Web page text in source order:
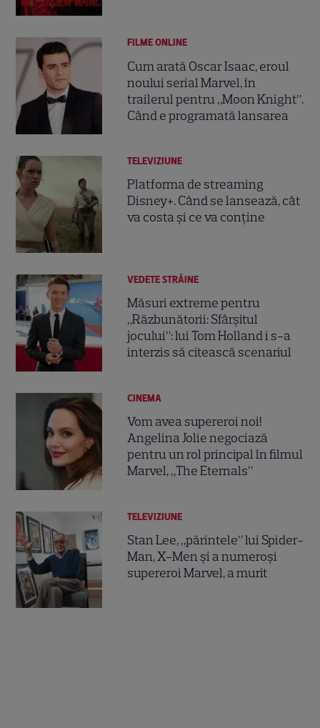
FILME ONLINE
Cum arată Oscar Isaac, eroul
noului serial Marvel, în
trailerul pentru „Moon Knight”.
Când e programată lansarea
TELEVIZIUNE
Platforma de streaming
Disney+. Când se lansează, cât
va costa și ce va conține
VEDETE STRĂINE
Măsuri extreme pentru
„Răzbunătorii: Sfârşitul
jocului”: lui Tom Holland i s-a
interzis să citească scenariul
CINEMA
Vom avea supereroi noi!
Angelina Jolie negociază
pentru un rol principal în filmul
Marvel, „The Eternals”
TELEVIZIUNE
Stan Lee, „părintele” lui Spider-
Man, X-Men și a numeroși
supereroi Marvel, a murit